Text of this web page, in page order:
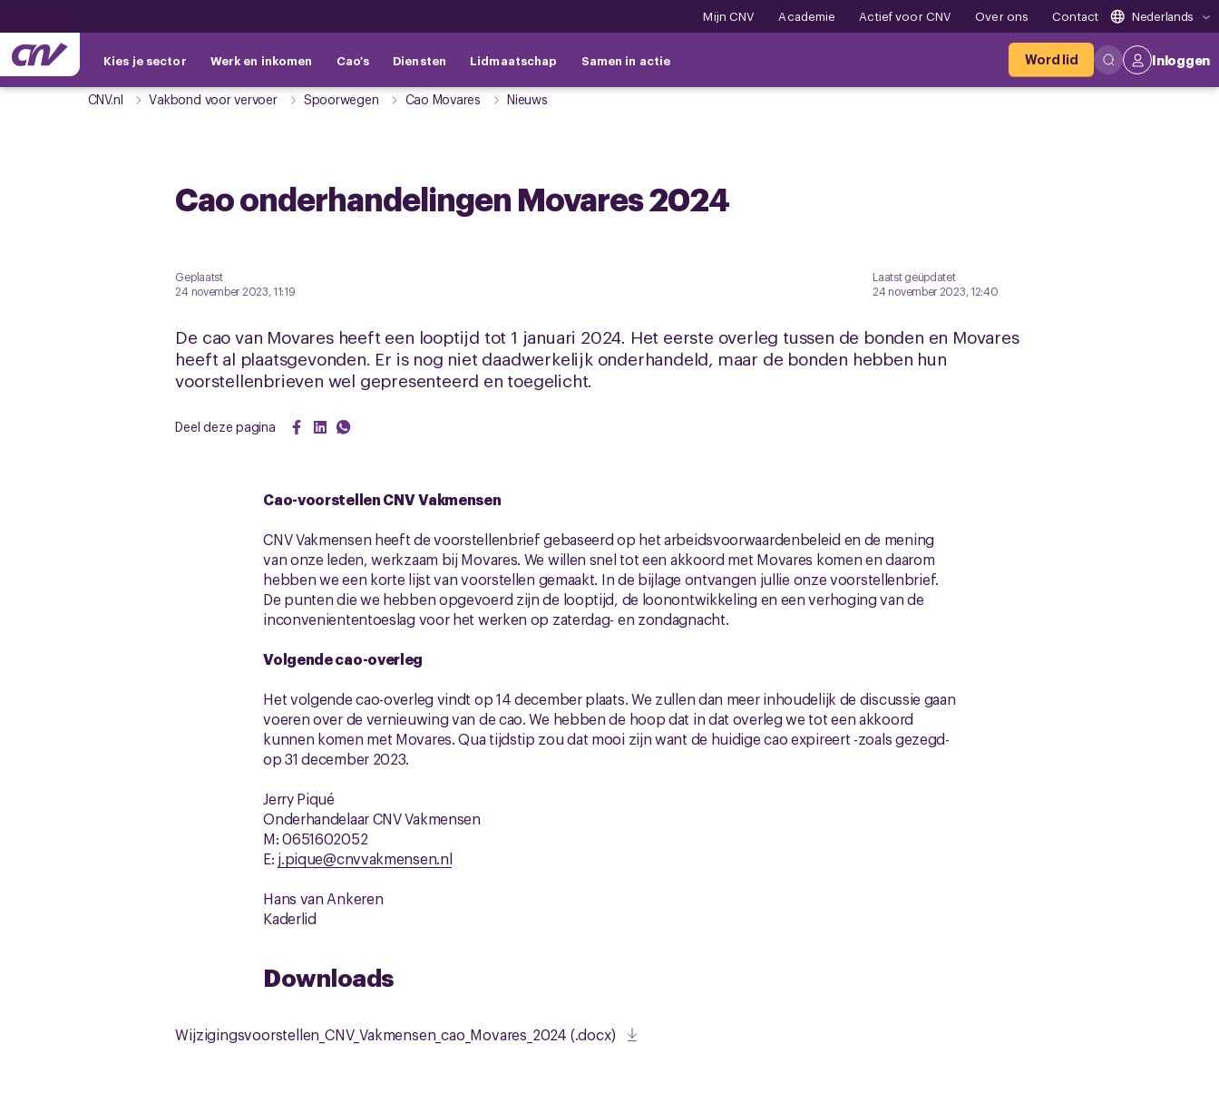
Mijn CNV Academie Actief voor CNV Over ons Contact Nederlands
Kies je sector Werk en inkomen Cao's Diensten Lidmaatschap Samen in actie Word lid Inloggen
CNV.nl Vakbond voor vervoer Spoorwegen Cao Movares Nieuws
Cao onderhandelingen Movares 2024
Geplaatst
24 november 2023, 11:19
Laatst geüpdatet
24 november 2023, 12:40
De cao van Movares heeft een looptijd tot 1 januari 2024. Het eerste overleg tussen de bonden en Movares
heeft al plaatsgevonden. Er is nog niet daadwerkelijk onderhandeld, maar de bonden hebben hun
voorstellenbrieven wel gepresenteerd en toegelicht.
Deel deze pagina
Cao-voorstellen CNVVakmensen
CNV Vakmensen heeft de voorstellenbrief gebaseerd op het arbeidsvoorwaardenbeleid en de mening
van onze leden, werkzaam bij Movares. We willen snel tot een akkoord met Movares komen en daarom
hebben we een korte lijst van voorstellen gemaakt. In de bijlage ontvangen jullie onze voorstellenbrief.
De punten die we hebben opgevoerd zijn de looptijd, de loonontwikkeling en een verhoging van de
inconveniententoeslag voor het werken op zaterdag- en zondagnacht.
Volgende cao-overleg
Het volgende cao-overleg vindt op 14 december plaats. We zullen dan meer inhoudelijk de discussie gaan
voeren over de vernieuwing van de cao. We hebben de hoop dat in dat overleg we tot een akkoord
kunnen komen met Movares. Qua tijdstip zou dat mooi zijn want de huidige cao expireert -zoals gezegd-
op 31 december 2023.
Jerry Piqué
Onderhandelaar CNV Vakmensen
M: 0651602052
E: j.pique@cnvvakmensen.nl
Hans van Ankeren
Kaderlid
Downloads
Wijzigingsvoorstellen_CNV_Vakmensen_cao_Movares_2024 (.docx)